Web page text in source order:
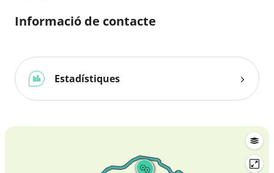
Informació de contacte
Estadístiques